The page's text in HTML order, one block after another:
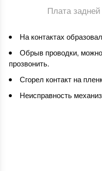
Плата
На контактах
Обрыв проводки,
прозвонить.
Сгорел контакт на
Неисправность